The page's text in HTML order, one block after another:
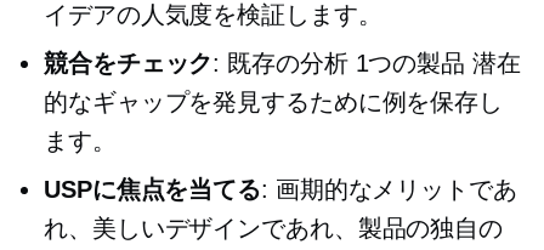
イデアの人気度を検証します。
競合をチェック: 既存の分析 1つの製品 潜在
的なギャップを発見するために例を保存し
ます。
USPに焦点を当てる: 画期的なメリットであ
れ、美しいデザインであれ、製品の独自の